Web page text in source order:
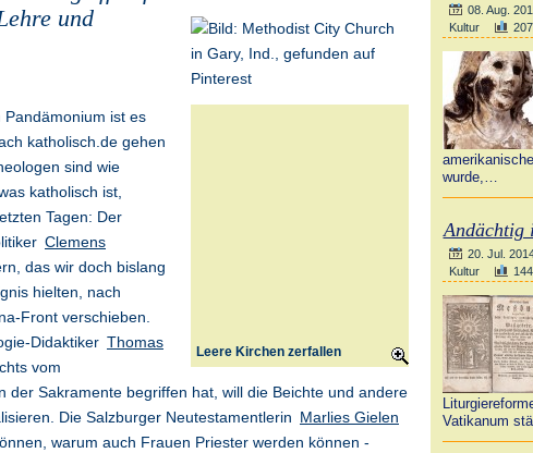
und
Leere Kirchen zerfallen
ist es
katholisch.de gehen
sind wie
katholisch ist,
Tagen: Der
Clemens
das wir doch bislang
hielten, nach
Front verschieben.
Didaktiker Thomas
vom
der Sakramente begriffen hat, will die Beichte und andere
Die Salzburger Neutestamentlerin Marlies Gielen
warum auch Frauen Priester werden können -
08. Aug.
Kultur
wurde,…
Andächtig
20. Jul.
Kultur
Vatikanum